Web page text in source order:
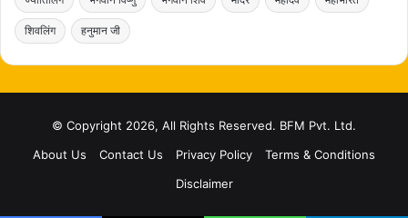
शिवलिंग हनुमान जी
© Copyright 2026, All Rights Reserved. BFM Pvt. Ltd.
About Us
Contact Us Privacy Policy
Terms & Conditions
Disclaimer